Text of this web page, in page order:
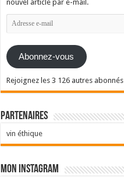
nouvel article par e-mail.
Adresse
e-
Abonnez-vous
Rejoignez les 3 126 autres abonnés
Partenaires
vin éthique
Mon Instagram